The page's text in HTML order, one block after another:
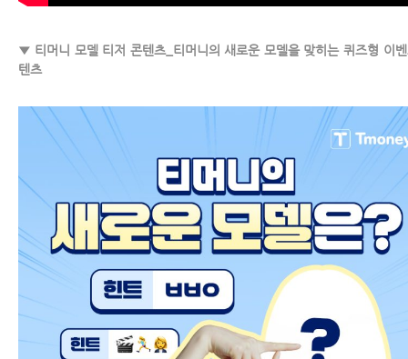
▼ 티머니 모델 티저 콘텐츠_티머니의 새로운 모델을 맞히는 퀴즈형 이
텐츠